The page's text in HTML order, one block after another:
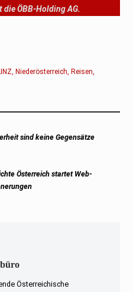
ÖBB-Holding AG.
,Niederösterreich,Reisen,
sind keine Gegensätze
Österreich startet Web-
Österreichische